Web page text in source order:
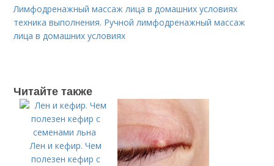
Лимфодренажный массаж лица в домашних условиях
техника выполнения. Ручной лимфодренажный массаж
лица в домашних условиях
Читайте также
Лен и кефир. Чем
полезен кефир с